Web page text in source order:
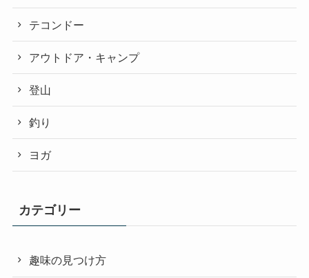
テコンドー
アウトドア・キャンプ
登山
釣り
ヨガ
カテゴリー
趣味の見つけ方